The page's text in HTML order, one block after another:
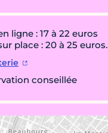
ligne : 17 à 22 euros
place : 20 à 25 euros.
conseillée